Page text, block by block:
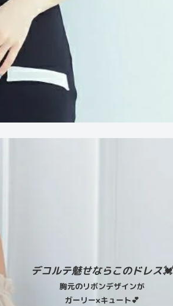
デコルテ魅せならこのドレス💓
胸元のリボンデザインが
ガーリー×キュート💕